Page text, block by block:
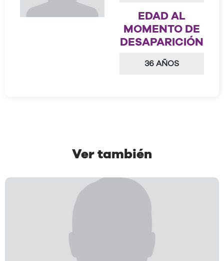
EDAD AL
MOMENTO DE
DESAPARICIÓN
36 AÑOS
Ver también